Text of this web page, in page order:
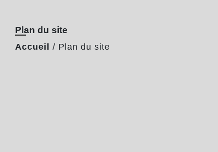
Plan du site
Accueil / Plan du site